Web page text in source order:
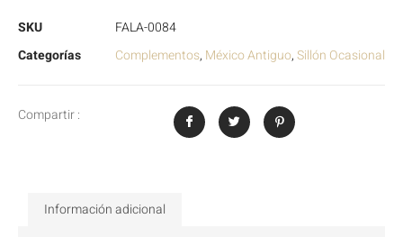
SKU
FALA-0084
Categorías
Complementos, México Antiguo,Sillón Ocasional
Compartir :
Información adicional